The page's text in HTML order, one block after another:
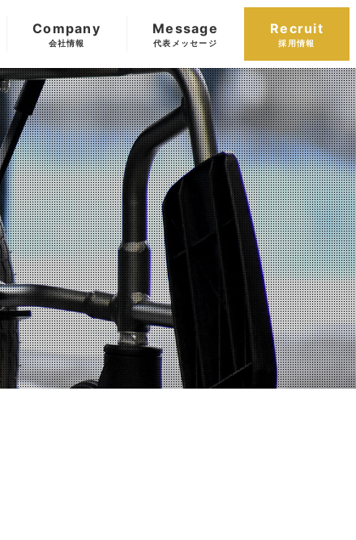
Company
会社情報
Message
代表メッセージ
Recruit
採用情報